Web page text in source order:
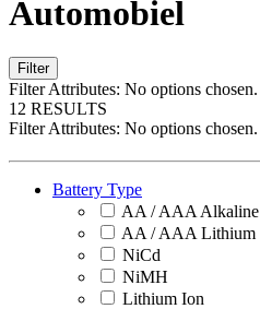
Automobiel
Filter
Filter Attributes: No options chosen.
12 RESULTS
Filter Attributes: No options chosen.
Battery Type
AA / AAA Alkaline
AA / AAA Lithium
NiCd
NiMH
Lithium Ion